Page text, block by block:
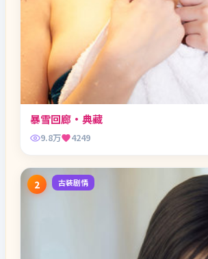
暴雪回廊·典藏
9.8万 4249
2 古装剧情